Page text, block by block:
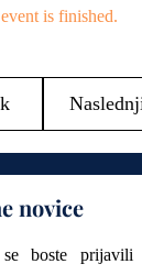
is finished.
novice
boste prijavili